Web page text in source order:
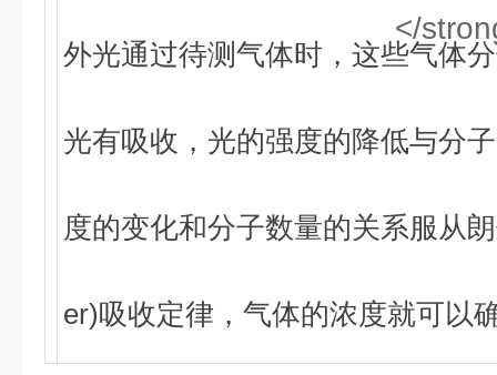
外光通过待测气体时，这些气体
光有吸收，光的强度的降低与分
度的变化和分子数量的关系服从
er)吸收定律，气体的浓度就可以